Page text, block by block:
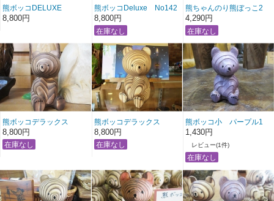
熊ボッコDELUXE
NO143
8,800円
熊ボッコDeluxe No142
8,800円
熊ちゃんのり熊ぼっこ2
4,290円
熊ボッコデラックス
NO140
8,800円
熊ボッコデラックス
NO139
8,800円
熊ボッコ小 パープル1
1,430円
レビュー(1件)